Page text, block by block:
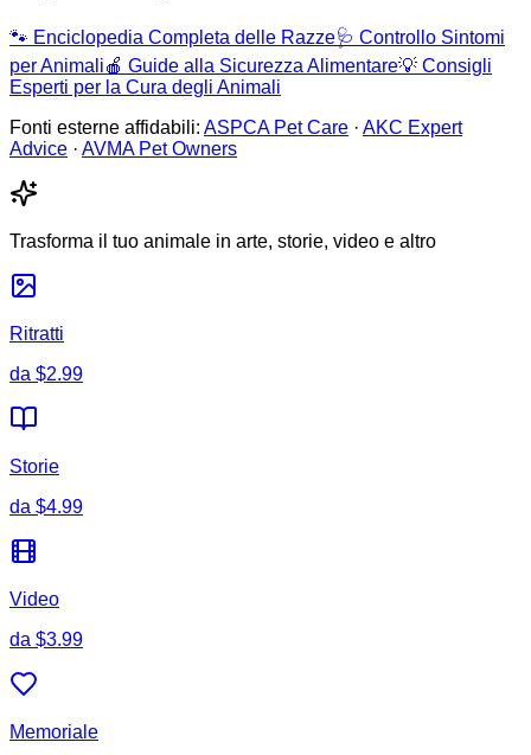
🐾 Enciclopedia Completa delle Razze🩺 Controllo Sintomi
per Animali🍎 Guide alla Sicurezza Alimentare💡 Consigli
Esperti per la Cura degli Animali
Fonti esterne affidabili: ASPCA Pet Care · AKC Expert
Advice · AVMA Pet Owners
Trasforma il tuo animale in arte, storie, video e altro
Ritratti
da $2.99
Storie
da $4.99
Video
da $3.99
Memoriale